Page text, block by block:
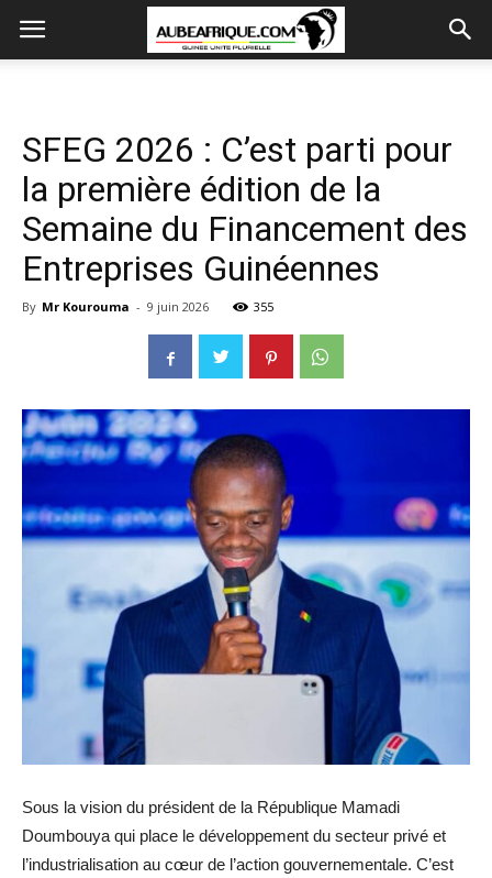
SFEG 2026 : C’est parti pour
la première édition de la
Semaine du Financement des
Entreprises Guinéennes
By Mr Kourouma - 9 juin 2026 355
Sous la vision du président de la République Mamadi
Doumbouya qui place le développement du secteur privé et
l’industrialisation au cœur de l’action gouvernementale. C’est